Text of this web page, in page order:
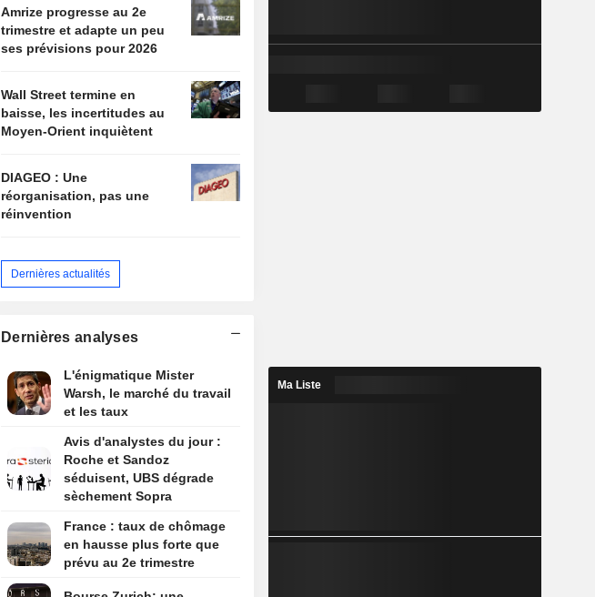
anticipée
Amrize progresse au 2e
trimestre et adapte un peu
ses prévisions pour 2026
Wall Street termine en
baisse, les incertitudes au
Moyen-Orient inquiètent
DIAGEO : Une
réorganisation, pas une
réinvention
Dernières actualités
Dernières analyses
L'énigmatique Mister
Warsh, le marché du travail
et les taux
Avis d'analystes du jour :
Roche et Sandoz
séduisent, UBS dégrade
sèchement Sopra
France : taux de chômage
en hausse plus forte que
prévu au 2e trimestre
Ma Liste